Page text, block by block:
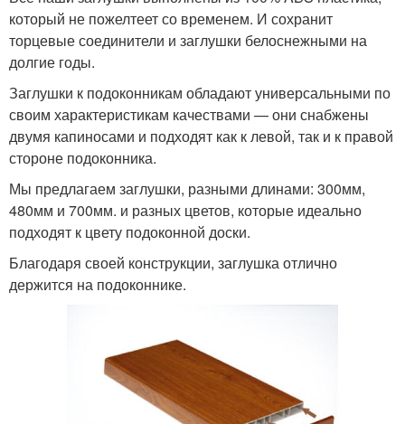
который не пожелтеет со временем. И сохранит
торцевые соединители и заглушки белоснежными на
долгие годы.
Заглушки к подоконникам обладают универсальными по
своим характеристикам качествами — они снабжены
двумя капиносами и подходят как к левой, так и к правой
стороне подоконника.
Мы предлагаем заглушки, разными длинами: 300мм,
480мм и 700мм. и разных цветов, которые идеально
подходят к цвету подоконной доски.
Благодаря своей конструкции, заглушка отлично
держится на подоконнике.